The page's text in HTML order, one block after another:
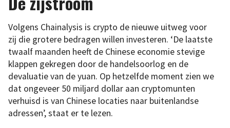
Volgens Chainalysis is crypto de nieuwe uitweg voor
zij die grotere bedragen willen investeren. ‘De laatste
twaalf maanden heeft de Chinese economie stevige
klappen gekregen door de handelsoorlog en de
devaluatie van de yuan. Op hetzelfde moment zien we
dat ongeveer 50 miljard dollar aan cryptomunten
verhuisd is van Chinese locaties naar buitenlandse
adressen’, staat er te lezen.